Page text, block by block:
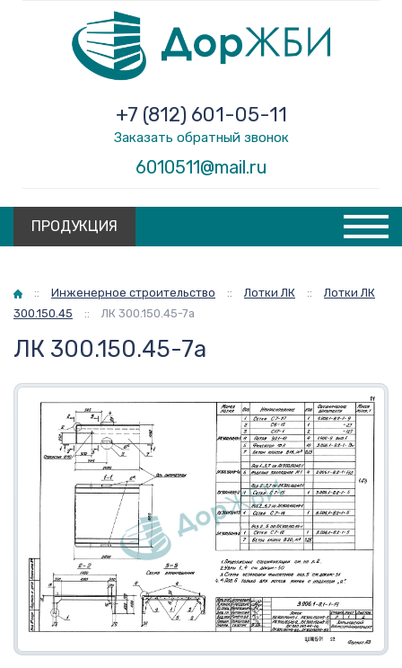
6010511@mail.ru
+7 (812) 601-05-11
Заказать обратный звонок
ПРОДУКЦИЯ
Главная
:: Инженерное строительство :: Лотки ЛК ::
Лотки ЛК
300.150.45
:: ЛК 300.150.45-7а
ЛК 300.150.45-7а